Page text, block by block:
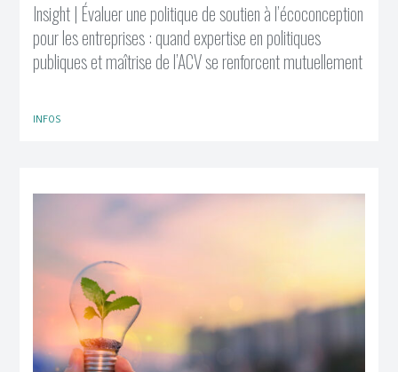
Insight | Évaluer une politique de soutien à l’écoconception
pour les entreprises : quand expertise en politiques
publiques et maîtrise de l’ACV se renforcent mutuellement
INFOS